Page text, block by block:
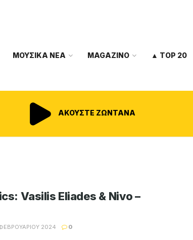
ΜΟΥΣΙΚΑ ΝΕΑ MAGAZINO ▲ TOP 20
ΑΚΟΥΣΤΕ ΖΩΝΤΑΝΑ
Vasilis Eliades & Nivo –
2024 0